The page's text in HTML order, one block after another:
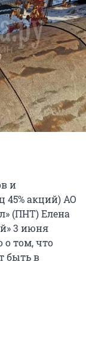
и
45% акций) АО
(ПНТ) Елена
3 июня
о том, что
быть в